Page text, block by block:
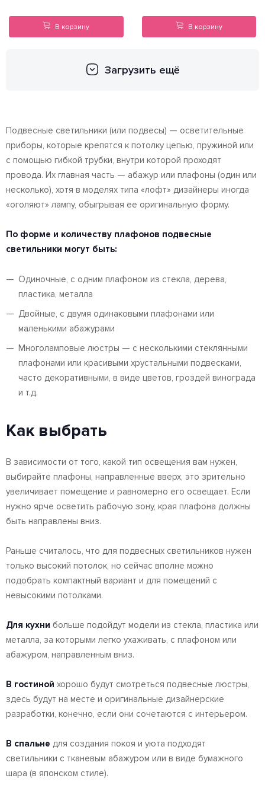
В корзину В корзину
Загрузить ещё
Подвесные светильники (или подвесы) — осветительные
приборы, которые крепятся к потолку цепью, пружиной или
с помощью гибкой трубки, внутри которой проходят
провода. Их главная часть — абажур или плафоны (один или
несколько), хотя в моделях типа «лофт» дизайнеры иногда
«оголяют» лампу, обыгрывая ее оригинальную форму.
По форме и количеству плафонов подвесные
светильники могут быть:
Одиночные, с одним плафоном из стекла, дерева,
пластика, металла
Двойные, с двумя одинаковыми плафонами или
маленькими абажурами
Многоламповые люстры — с несколькими стеклянными
плафонами или красивыми хрустальными подвесками,
часто декоративными, в виде цветов, гроздей винограда
и т.д.
Как выбрать
В зависимости от того, какой тип освещения вам нужен,
выбирайте плафоны, направленные вверх, это зрительно
увеличивает помещение и равномерно его освещает. Если
нужно ярче осветить рабочую зону, края плафона должны
быть направлены вниз.
Раньше считалось, что для подвесных светильников нужен
только высокий потолок, но сейчас вполне можно
подобрать компактный вариант и для помещений с
невысокими потолками.
Для кухни больше подойдут модели из стекла, пластика или
металла, за которыми легко ухаживать, с плафоном или
абажуром, направленным вниз.
В гостиной хорошо будут смотреться подвесные люстры,
здесь будут на месте и оригинальные дизайнерские
разработки, конечно, если они сочетаются с интерьером.
В спальне для создания покоя и уюта подходят
светильники с тканевым абажуром или в виде бумажного
шара (в японском стиле).